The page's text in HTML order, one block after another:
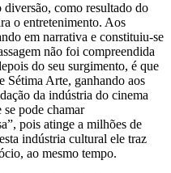
como resultado do
o entretenimento. Aos
em narrativa e constituiu-se
não foi compreendida
do seu surgimento, é que
Sétima Arte, ganhando aos
da indústria do cinema
pode chamar
pois atinge a milhões de
indústria cultural ele traz
ao mesmo tempo.